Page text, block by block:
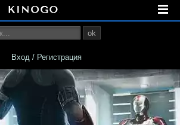
ok
Вход / Регистрация